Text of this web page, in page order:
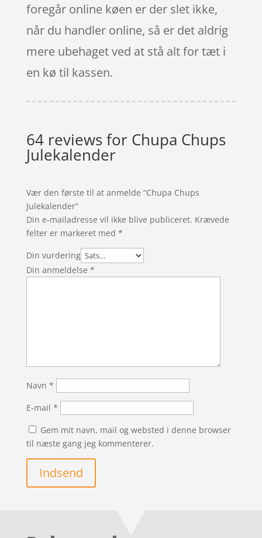
foregår online køen er der slet ikke,
når du handler online, så er det aldrig
mere ubehaget ved at stå alt for tæt i
en kø til kassen.
64 reviews for Chupa Chups
Julekalender
Vær den første til at anmelde “Chupa Chups
Julekalender”
Din e-mailadresse vil ikke blive publiceret. Krævede
felter er markeret med *
Din vurdering
Din anmeldelse *
Navn *
E-mail *
Gem mit navn, mail og websted i denne browser
til næste gang jeg kommenterer.
Indsend